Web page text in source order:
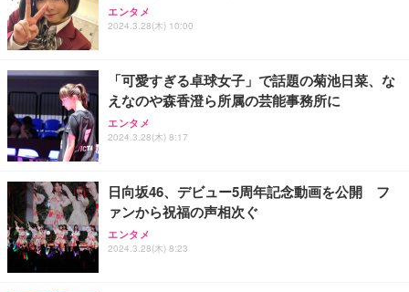
エンタメ
2024.3.28(木) 10:00
「可愛すぎる卓球女子」で話題の菊池日菜、な
えなのや森香澄ら所属の芸能事務所に
エンタメ
2024.3.28(木) 8:17
日向坂46、デビュー5周年記念動画を公開 フ
ァンから祝福の声相次ぐ
エンタメ
2024.3.28(木) 8:23